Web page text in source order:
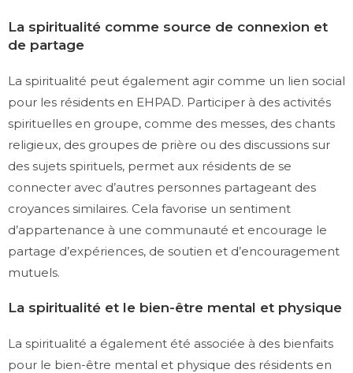
La spiritualité comme source de connexion et
de partage
La spiritualité peut également agir comme un lien social
pour les résidents en EHPAD. Participer à des activités
spirituelles en groupe, comme des messes, des chants
religieux, des groupes de prière ou des discussions sur
des sujets spirituels, permet aux résidents de se
connecter avec d’autres personnes partageant des
croyances similaires. Cela favorise un sentiment
d’appartenance à une communauté et encourage le
partage d’expériences, de soutien et d’encouragement
mutuels.
La spiritualité et le bien-être mental et physique
La spiritualité a également été associée à des bienfaits
pour le bien-être mental et physique des résidents en